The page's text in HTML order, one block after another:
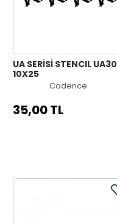
UA SERİSİ STENCIL UA30
10X25
Cadence
35,00 TL